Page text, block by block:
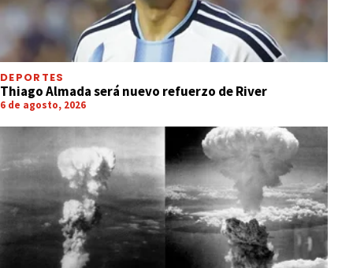
DEPORTES
Thiago Almada será nuevo refuerzo de River
6 de agosto, 2026